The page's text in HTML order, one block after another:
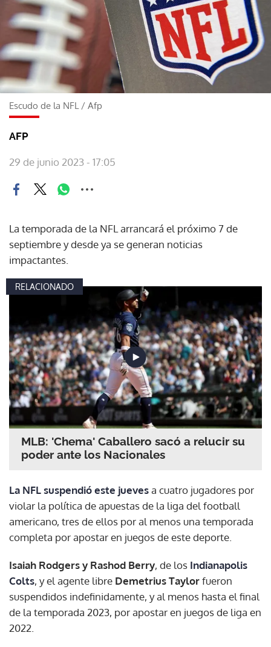
Escudo de la NFL / Afp
AFP
29 de junio 2023 - 17:05
La temporada de la NFL arrancará el próximo 7 de
septiembre y desde ya se generan noticias
impactantes.
RELACIONADO
MLB: 'Chema' Caballero sacó a relucir su
poder ante los Nacionales
La NFL suspendió este juevesa cuatro jugadores por
violar la política de apuestas de la liga del football
americano, tres de ellos por al menos una temporada
completa por apostar en juegos de este deporte.
Isaiah Rodgers y Rashod Berry, de los Indianapolis
Colts, y el agente libre Demetrius Taylorfueron
suspendidos indefinidamente, y al menos hasta el final
de la temporada 2023, por apostar en juegos de liga en
2022.